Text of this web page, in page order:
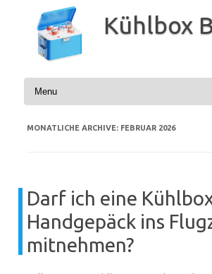
springen
Kühlbox
MONATLICHE ARCHIVE: FEBRUAR 2026
Darf ich eine
Handgepäck ins
mitnehmen?